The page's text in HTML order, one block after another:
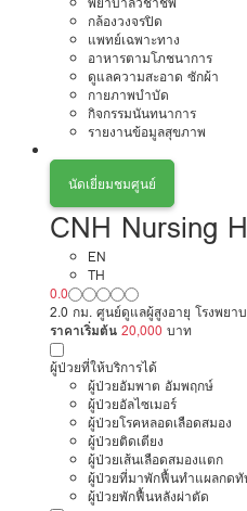
กล้องวงจรปิด
แพทย์เฉพาะทาง
อาหารตามโภชนาการ
ดูแลความสะอาด ซักผ้า
กายภาพบำบัด
กิจกรรมนันทนาการ
รายงานข้อมูลสุขภาพ
นัดเยี่ยมชมศูนย์
CNH Nursing
รัชดาภิเษก 32
EN
TH
0.0
2.0 กม. ศูนย์ดูแลผู้สูงอายุ โรงพยา
ราคาเริ่มต้น 20,000 บาท
ผู้ป่วยที่ให้บริการได้
ผู้ป่วยอัมพาต อัมพฤกษ์
ผู้ป่วยอัลไซเมอร์
ผู้ป่วยโรคหลอดเลือดสมอง
ผู้ป่วยติดเตียง
ผู้ป่วยเส้นเลือดสมองแตก
ผู้ป่วยที่มาพักฟื้นทำแผลกดทั
ผู้ป่วยพักฟื้นหลังผ่าตัด